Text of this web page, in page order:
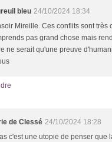
bleu 24/10/2024 18:34
Mireille. Ces conflits sont très
pas grand chose mais
ne serait qu'une preuve
de Clessé 24/10/2024 18:28
c'est une utopie de penser que